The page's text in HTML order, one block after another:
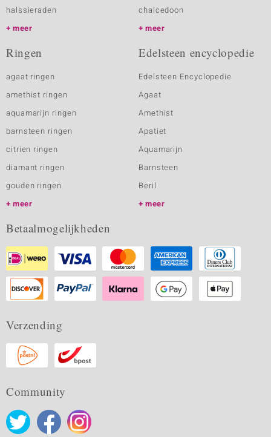
halssieraden
meer
chalcedoon
meer
Ringen
agaat ringen
amethist ringen
aquamarijn ringen
barnsteen ringen
citrien ringen
diamant ringen
gouden ringen
meer
Edelsteen encyclopedie
Edelsteen Encyclopedie
Agaat
Amethist
Apatiet
Aquamarijn
Barnsteen
Beril
meer
Betaalmogelijkheden
Verzending
Community